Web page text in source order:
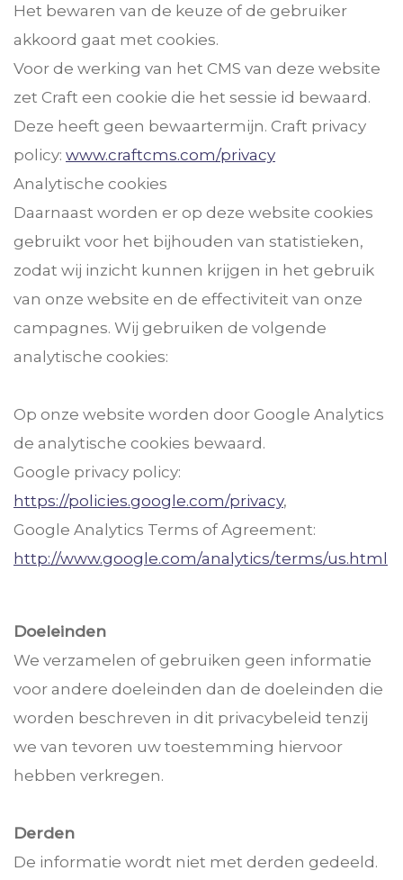
Het bewaren van de keuze of de gebruiker
akkoord gaat met cookies.
Voor de werking van het CMS van deze website
zet Craft een cookie die het sessie id bewaard.
Deze heeft geen bewaartermijn. Craft privacy
policy: www.craftcms.com/privacy
Analytische cookies
Daarnaast worden er op deze website cookies
gebruikt voor het bijhouden van statistieken,
zodat wij inzicht kunnen krijgen in het gebruik
van onze website en de effectiviteit van onze
campagnes. Wij gebruiken de volgende
analytische cookies:
Op onze website worden door Google Analytics
de analytische cookies bewaard.
Google privacy policy:
https://policies.google.com/privacy,
Google Analytics Terms of Agreement:
http://www.google.com/analytics/terms/us.html
Doeleinden
We verzamelen of gebruiken geen informatie
voor andere doeleinden dan de doeleinden die
worden beschreven in dit privacybeleid tenzij
we van tevoren uw toestemming hiervoor
hebben verkregen.
Derden
De informatie wordt niet met derden gedeeld.